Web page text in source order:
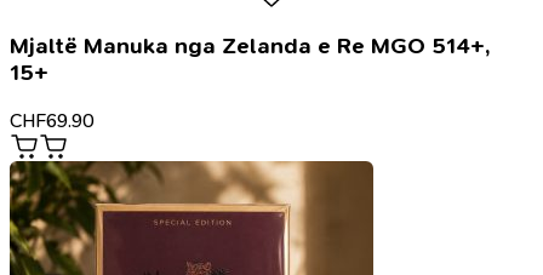
Mjaltë Manuka nga Zelanda e Re MGO 514+,
15+
CHF69.90